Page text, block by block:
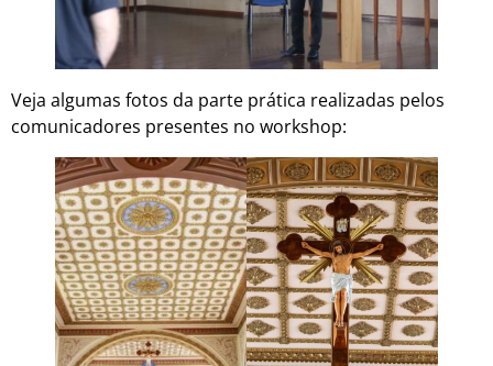
Veja algumas fotos da parte prática realizadas pelos
comunicadores presentes no workshop: